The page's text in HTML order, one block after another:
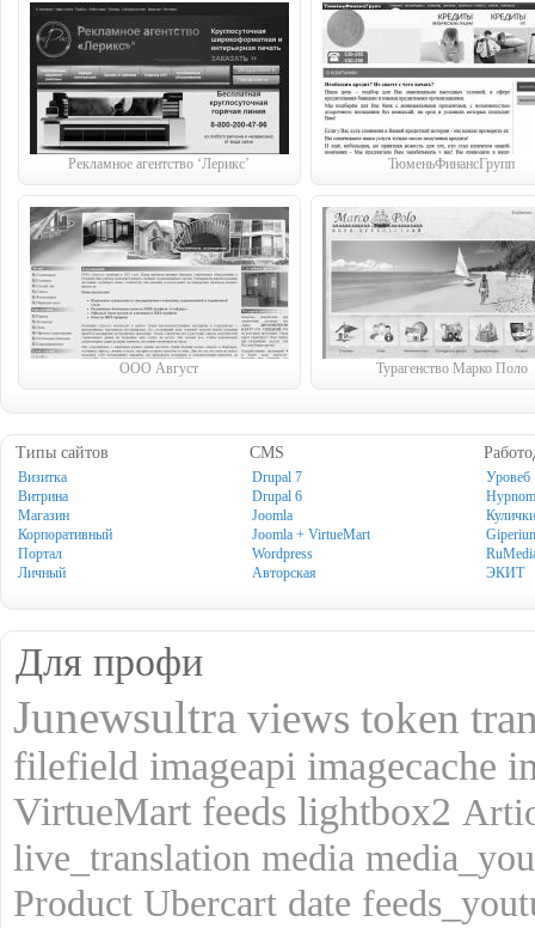
Рекламное агентство ‘Лерикс’ ТюменьФинансГрупп
ООО Август Турагенство Марко Поло
Типы сайтов
Визитка
Витрина
Магазин
Корпоративный
Портал
Личный
CMS
Drupal 7
Drupal 6
Joomla
Joomla + VirtueMart
Wordpress
Авторская
Уровеб
Hypnom
ЭКИТ
Для профи
Junewsultra views token
filefield imageapi imagecache
VirtueMart feeds lightbox2
live_translation media
Product Ubercart date